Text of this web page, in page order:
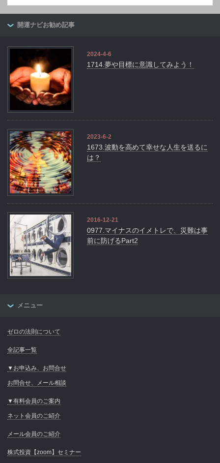
開運ナビお勧め記事
2024-4-6
1714.夢や目標に意識してみよう！
2023-6-2
1673.波動を高めて幸せな人生を送るに
は？
2016-12-21
0977.マイナスのイメトレで、災難は事
前に防げるPart2
メニュー
ゼロの法則について
全記事一覧
▼お申込み、お問合せ
お問合せ、メール相談
▼有料会員のご案内
ネット会員のご紹介
メール会員のご紹介
株式投資【zoom】セミナー